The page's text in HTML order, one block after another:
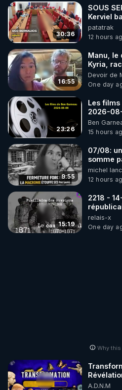
▶ 30 jours gratuit sur
de bien-être ENVOL :
Rendez-vous sur https://
le code : REGENERE
30:36
SOUS
Kerviel
patatrak
12 hours
16:55
Manu, le
Kyria,
vue
Devoir de
One day
23:26
Les films
2026-
Ben
15 hours
9:55
07/08:
somme
une
taire ses
michel
12 hours
15:19
2218 -
les frères
relais-x
One day
Why this
07/08/26
A.D.N.M